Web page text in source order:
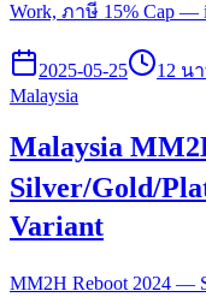
Work, ภาษี 15% Cap —
2025-05-25
12 น
Malaysia
Malaysia
Silver/Gold/
Variant
MM2H Reboot 2024 —